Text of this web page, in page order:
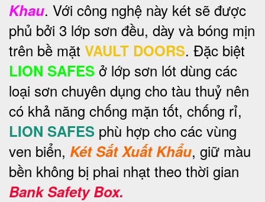
Khau. Với công nghệ này két sẽ được
phủ bởi 3 lớp sơn đều, dày và bóng mịn
trên bề mặt VAULT DOORS. Đặc biệt
LION SAFES ở lớp sơn lót dùng các
loại sơn chuyên dụng cho tàu thuỷ nên
có khả năng chống mặn tốt, chống rỉ,
LION SAFES phù hợp cho các vùng
ven biển, Két Sắt Xuất Khẩu, giữ màu
bền không bị phai nhạt theo thời gian
Bank Safety Box.